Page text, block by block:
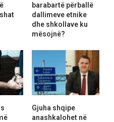
barabartë përballë
dallimeve etnike
dhe shkollave ku
mësojnë?
Gjuha shqipe
anashkalohet në